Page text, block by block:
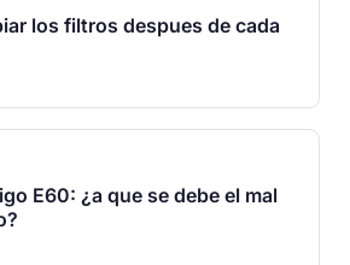
los filtros despues de cada
E60: ¿a que se debe el mal